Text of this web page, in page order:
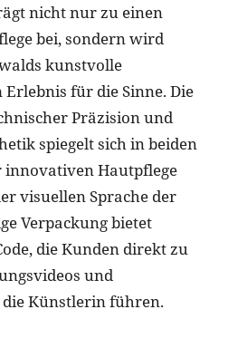
nicht nur zu einen
bei, sondern wird
kunstvolle
für die Sinne. Die
Präzision und
spiegelt sich in beiden
Hautpflege
visuellen Sprache der
Verpackung bietet
die Kunden direkt zu
und
Künstlerin führen.